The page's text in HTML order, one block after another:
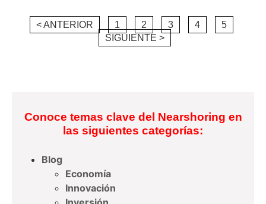
< ANTERIOR 1 2 3 4
5
SIGUIENTE >
Conoce temas clave del Nearshoring en
las siguientes categorías:
Blog
Economía
Innovación